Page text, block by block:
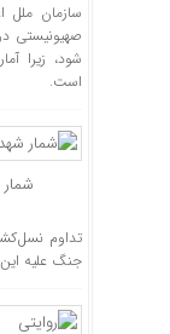
سازمان
صهیونیستی
شود، زیرا
است.
شمار
تداوم
جنگ علیه این باریکه را به